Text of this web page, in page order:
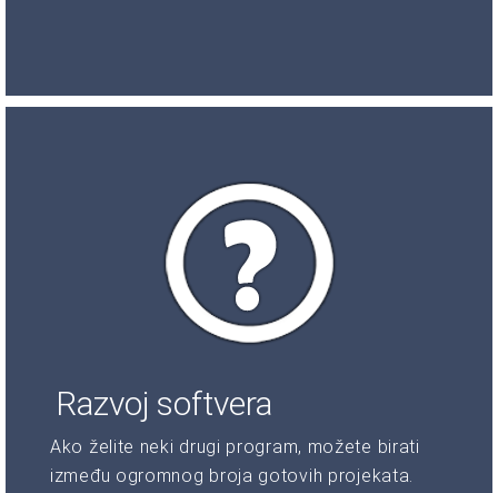
Razvoj softvera
Ako želite neki drugi program, možete birati
između ogromnog broja gotovih projekata.